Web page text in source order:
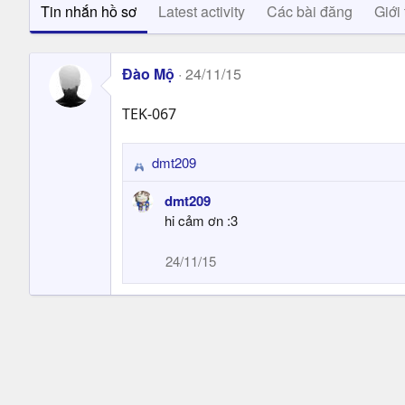
Tin nhắn hồ sơ Latest activity Các bài đăng Giới
Đào Mộ 24/11/15
TEK-067
R
e
a
o
dmt209
dmt209
hi cảm ơn :3
24/11/15